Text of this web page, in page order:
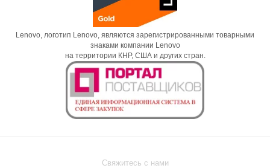
Lenovo, логотип Lenovo, являются зарегистрированными товарными
знаками компании Lenovo
на территории КНР, США и других стран.
Свяжитесь с нами